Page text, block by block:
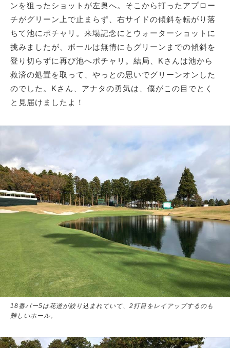
ンを狙ったショットが左奥へ。そこから打ったアプロー
チがグリーン上で止まらず、右サイドの傾斜を転がり落
ちて池にポチャリ。来場記念にとウォーターショットに
挑みましたが、ボールは無情にもグリーンまでの傾斜を
登り切らずに再び池へポチャリ。結局、Kさんは池から
救済の処置を取って、やっとの思いでグリーンオンした
のでした。Kさん、アナタの勇気は、僕がこの目でとく
と見届けましたよ！
18番パー5は花道が絞り込まれていて、2打目をレイアップするのも
難しいホール。